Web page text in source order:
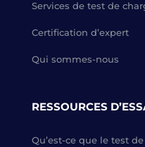
Services de test de
Certification d’expert
Qui sommes-nous
RESSOURCES
Qu’est-ce que le test